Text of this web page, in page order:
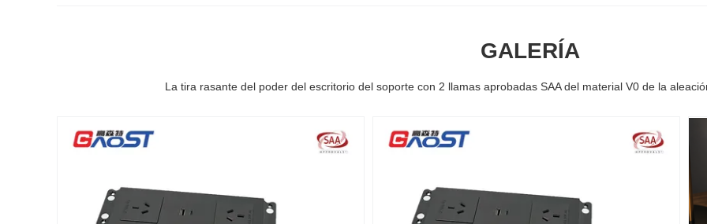
GALERÍA
La tira rasante del poder del escritorio del soporte con 2 llamas aprobadas SAA del material V0 de la